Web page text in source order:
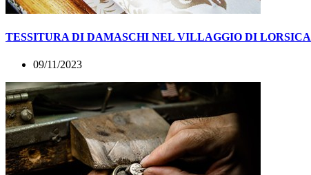
TESSITURA DI DAMASCHI NEL VILLAGGIO DI LORSICA
09/11/2023